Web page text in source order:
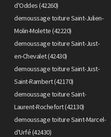
d'Oddes (42260)
demoussage toiture Saint-Julien-
Molin-Molette (42220)
demoussage toiture Saint-Just-
en-Chevalet (42430)
demoussage toiture Saint-Just-
Saint-Rambert (42170)
demoussage toiture Saint-
Laurent-Rochefort (42130)
demoussage toiture Saint-Marcel-
d'Urfé (42430)